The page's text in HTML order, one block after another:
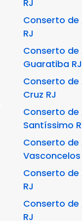
RJ
Conserto de
RJ
Conserto de
Guaratiba RJ
Conserto
Cruz RJ
Conserto
Santíssimo
Conserto de
Vasconcelos
Conserto
RJ
Conserto
RJ